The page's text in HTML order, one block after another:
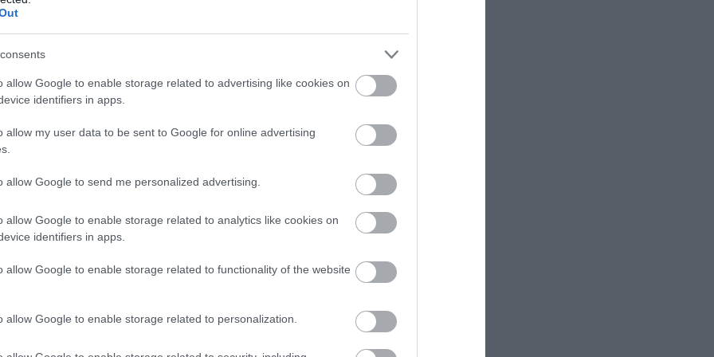
allow Google to enable storage related to advertising like cookies on
identifiers in apps.
allow my user data to be sent to Google for online advertising
allow Google to send me personalized advertising.
allow Google to enable storage related to analytics like cookies on
identifiers in apps.
allow Google to enable storage related to functionality of the website
allow Google to enable storage related to personalization.
sprites were captured above Tibet
flashes appear high above thunderstorm clouds and
like visual effects from a sci-fi movie than a real natural
in the upper atmosphere during powerful
due to intense…
pic.twitter.com/OfZG4gB1RP
June 2, 2026
αυτές σχηματίζονται στην ανώτερη ατμόσφαιρα και
μόλις λίγα χιλιοστά του δευτερολέπτου, γεγονός που τα
αποτυπώνονται από κάμερες, προσφέρουν μοναδικές
αναδεικνύουν την εντυπωσιακή δύναμη και